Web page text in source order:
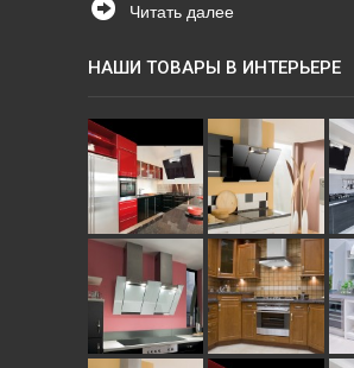
Читать далее
НАШИ ТОВАРЫ В ИНТЕРЬЕРЕ